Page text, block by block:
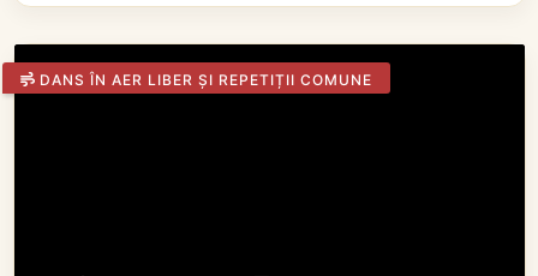
DANS ÎN AER LIBER ȘI REPETIȚII COMUNE